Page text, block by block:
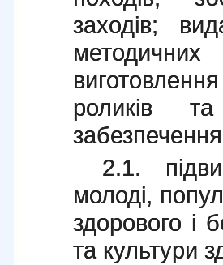
заходів;
роликів
2.1.
молоді,
здорового і
та культури